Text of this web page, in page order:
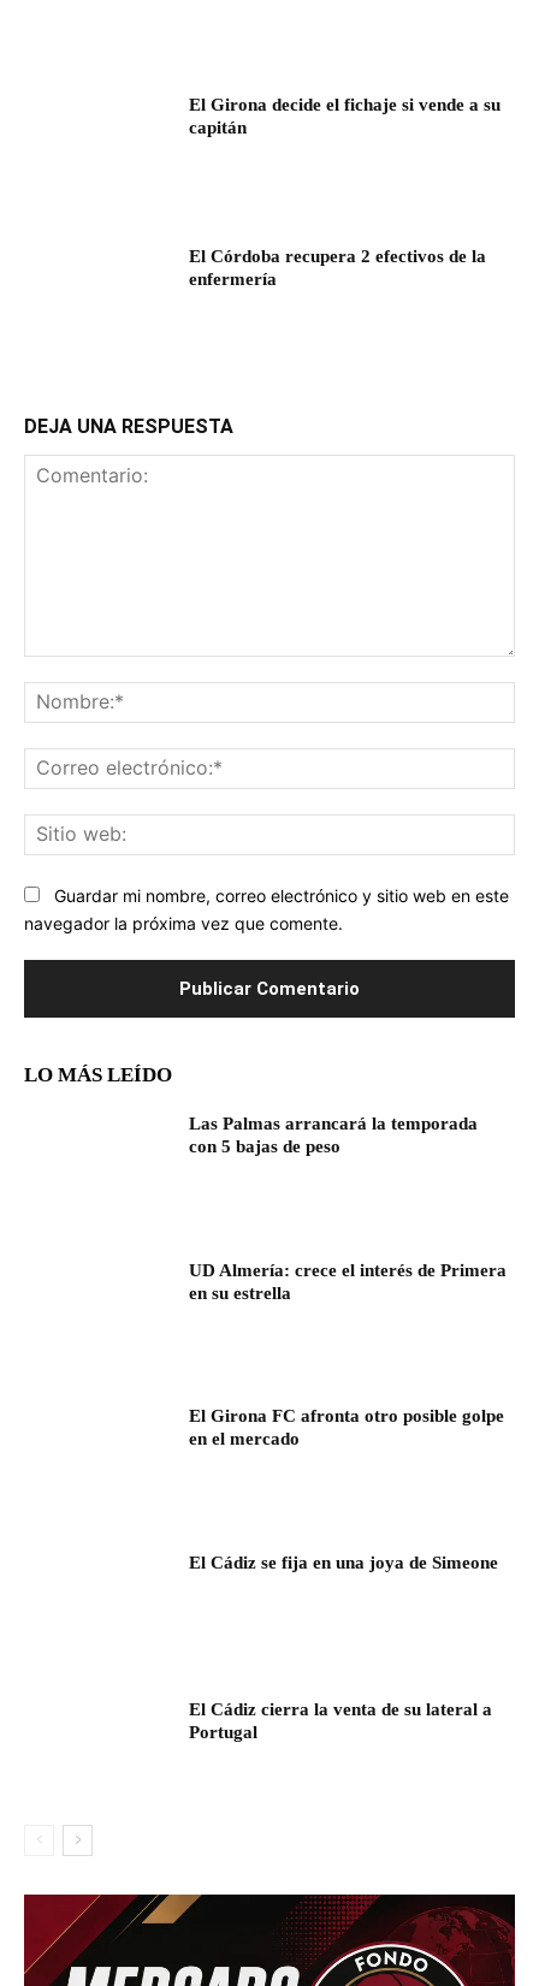
El Girona decide el fichaje si vende a su
capitán
El Córdoba recupera 2 efectivos de la
enfermería
DEJA UNA RESPUESTA
Guardar mi nombre, correo electrónico y sitio web en este
navegador la próxima vez que comente.
LO MÁS LEÍDO
Las Palmas arrancará la temporada
con 5 bajas de peso
UD Almería: crece el interés de Primera
en su estrella
El Girona FC afronta otro posible golpe
en el mercado
El Cádiz se fija en una joya de Simeone
El Cádiz cierra la venta de su lateral a
Portugal